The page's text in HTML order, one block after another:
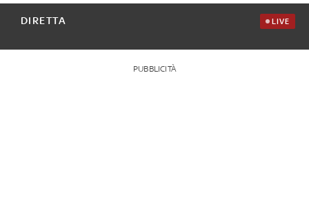
DIRETTA LIVE
PUBBLICITÀ